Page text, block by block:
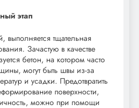
этап
выполняется тщательная
Зачастую в качестве
бетон, на котором часто
могут быть швы из-за
и усадки. Предотвратить
поверхности,
можно при помощи